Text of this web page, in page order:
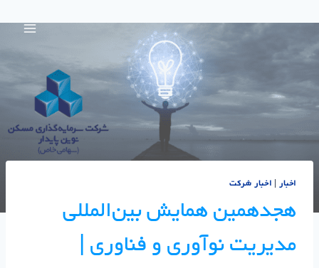
اخبار اخبار شرکت
هجدهمین همایش بین‌المللی
مدیریت نوآوری و فناوری |